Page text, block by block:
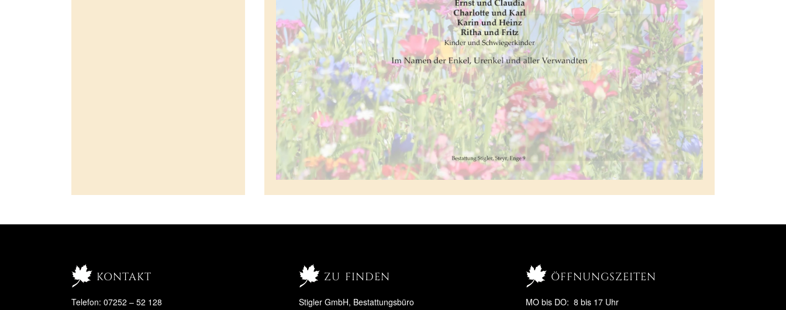
kontakt
Telefon: 07252 – 52 128
zu finden
Stigler GmbH, Bestattungsbüro
öffnungszeiten
MO bis DO: 8 bis 17 Uhr